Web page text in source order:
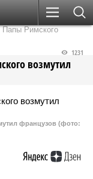
Папы Римского
возмутил
1231
французов (фото: